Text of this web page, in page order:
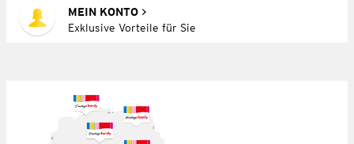
MEIN KONTO
Exklusive Vorteile für Sie